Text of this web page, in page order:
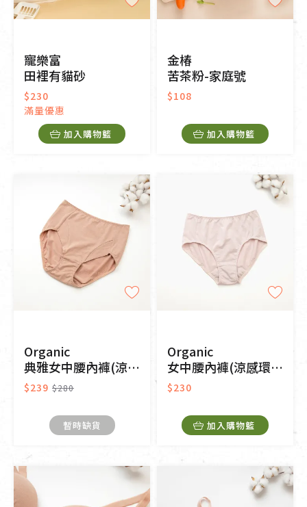
寵樂富
田裡有貓砂
$230
滿量優惠
加入購物籃
金椿
苦茶粉-家庭號
$108
加入購物籃
Organic
典雅女中腰內褲(涼感環保)-奶茶色
$239 $280
暫時缺貨
Organic
女中腰內褲(涼感環保)-粉芋色
$230
加入購物籃